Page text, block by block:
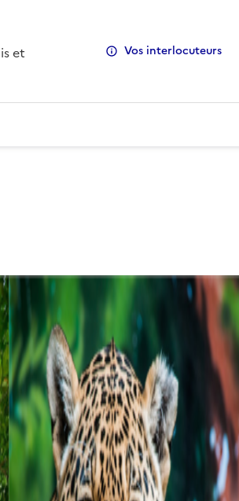
et
Vos interlocuteurs